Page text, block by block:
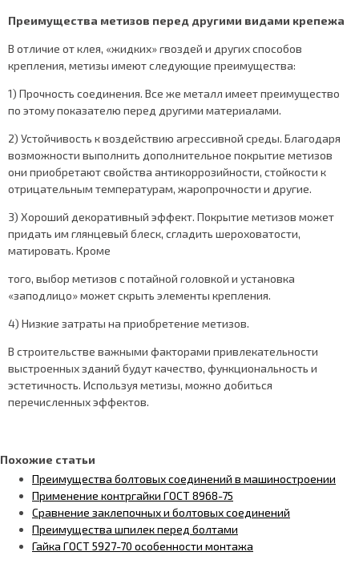
Преимущества метизов перед другими видами крепежа
В отличие от клея, «жидких» гвоздей и других способов
крепления, метизы имеют следующие преимущества:
1) Прочность соединения. Все же металл имеет преимущество
по этому показателю перед другими материалами.
2) Устойчивость к воздействию агрессивной среды. Благодаря
возможности выполнить дополнительное покрытие метизов
они приобретают свойства антикоррозийности, стойкости к
отрицательным температурам, жаропрочности и другие.
3) Хороший декоративный эффект. Покрытие метизов может
придать им глянцевый блеск, сгладить шероховатости,
матировать. Кроме
того, выбор метизов с потайной головкой и установка
«заподлицо» может скрыть элементы крепления.
4) Низкие затраты на приобретение метизов.
В строительстве важными факторами привлекательности
выстроенных зданий будут качество, функциональность и
эстетичность. Используя метизы, можно добиться
перечисленных эффектов.
Похожие статьи
Преимущества болтовых соединений в машиностроении
Применение контргайки ГОСТ 8968-75
Сравнение заклепочных и болтовых соединений
Преимущества шпилек перед болтами
Гайка ГОСТ 5927-70 особенности монтажа